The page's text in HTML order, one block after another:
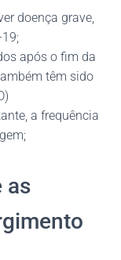
doença grave,
após o fim da
têm sido
a frequência
as